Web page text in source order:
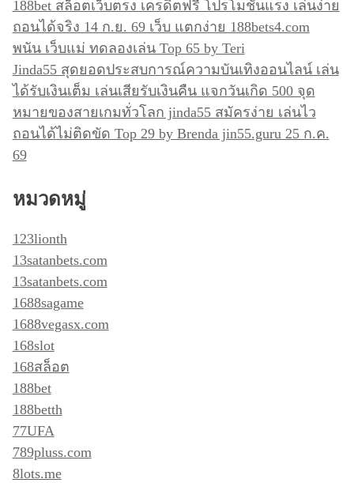
188bet สล็อตเว็บตรง เครดิตฟรี โปรโมชั่นแรง เล่นง่าย
ถอนได้จริง 14 ก.ย. 69 เว็บ แตกง่าย 188bets4.com
พนัน เว็บแม่ ทดลองเล่น Top 65 by Teri
Jinda55 สุดยอดประสบการณ์ความบันเทิงออนไลน์ เล่น
ได้รับเงินเต็ม เล่นเสียรับเงินคืน แจกวันเกิด 500 จุด
หมายของสายเกมทั่วโลก jinda55 สมัครง่าย เล่นไว
ถอนได้ไม่ติดขัด Top 29 by Brenda jin55.guru 25 ก.ค.
69
หมวดหมู่
123lionth
13satanbets.com
13satanbets.com
1688sagame
1688vegasx.com
168slot
168สล็อต
188bet
188betth
77UFA
789pluss.com
8lots.me